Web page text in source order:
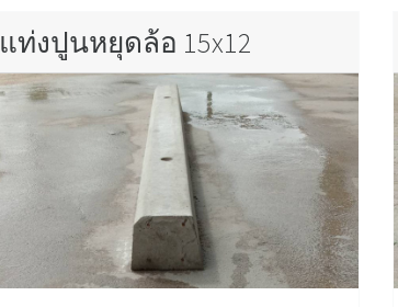
แท่งปูนหยุดล้อ 15x12